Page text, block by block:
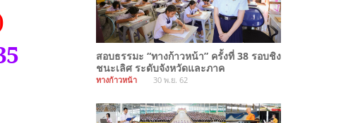
สอบธรรมะ “ทางก้าวหน้า” ครั้งที่ 38 รอบชิง
ชนะเลิศ ระดับจังหวัดและภาค
ทางก้าวหน้า 30 พ.ย. 62